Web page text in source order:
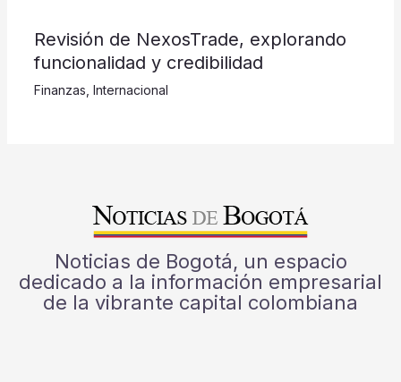
Revisión de NexosTrade, explorando
funcionalidad y credibilidad
Finanzas Internacional
Noticias de Bogotá, un espacio
dedicado a la información empresarial
de la vibrante capital colombiana